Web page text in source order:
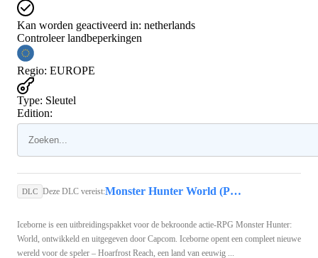
Kan worden geactiveerd in: netherlands
Controleer landbeperkingen
Regio: EUROPE
Type: Sleutel
Edition:
DLC Deze DLC vereist: Monster Hunter World (PC) - Steam Key - GLOBAL
Iceborne is een uitbreidingspakket voor de bekroonde actie-RPG Monster Hunter:
World, ontwikkeld en uitgegeven door Capcom. Iceborne opent een compleet nieuwe
wereld voor de speler – Hoarfrost Reach, een land van eeuwig ...